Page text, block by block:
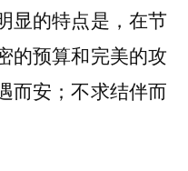
显的特点是，在节
的预算和完美的攻
而安；不求结伴而